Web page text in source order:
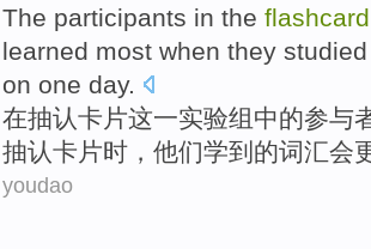
The participants in the flashcard
learned most when they
on one day.
在抽认卡片这一实验组中的参与
抽认卡片时，他们学到 的词汇会
youdao